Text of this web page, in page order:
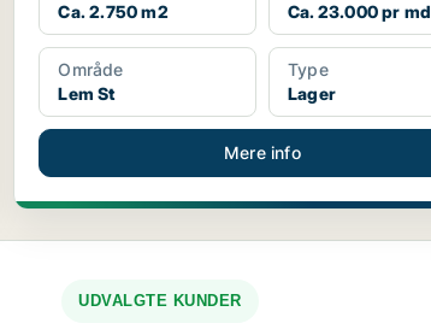
Ca. 2.750 m2
Ca. 23.000 pr md
Område
Lem St
Type
Lager
Mere info
UDVALGTE KUNDER